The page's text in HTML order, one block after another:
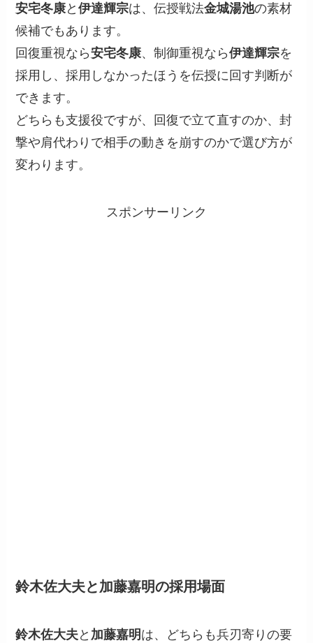
安宅冬康と伊達輝宗は、伝授戦法金城湯池の素材
候補でもあります。
回復重視なら安宅冬康、制御重視なら伊達輝宗を
採用し、採用しなかったほうを伝授に回す判断が
できます。
どちらも支援役ですが、回復で立て直すのか、封
撃や肩代わりで相手の動きを崩すのかで選び方が
変わります。
スポンサーリンク
鈴木佐大夫と加藤嘉明の採用場面
鈴木佐大夫と 加藤嘉明 は、どちらも兵刃寄りの要